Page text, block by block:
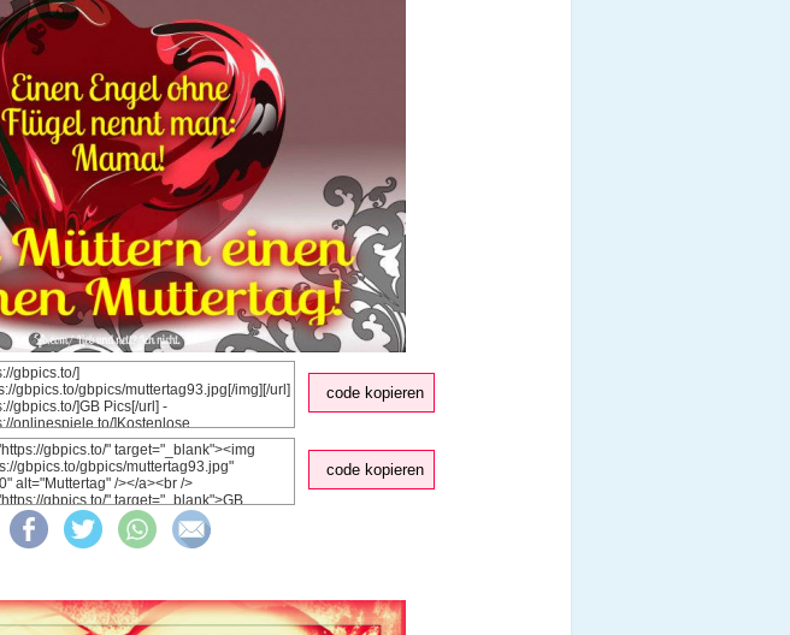
code kopieren
code kopieren